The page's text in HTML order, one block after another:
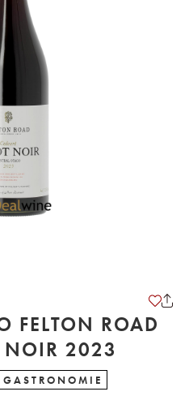
FELTON ROAD
NOIR 2023